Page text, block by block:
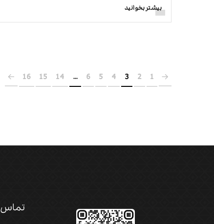
بیشتر بخوانید
1
2
3
4
5
6
…
14
15
16
تماس